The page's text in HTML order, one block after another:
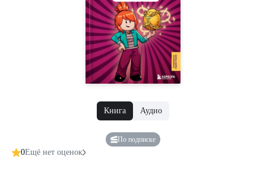
Книга Аудио
По подписке
0Ещё нет оценок